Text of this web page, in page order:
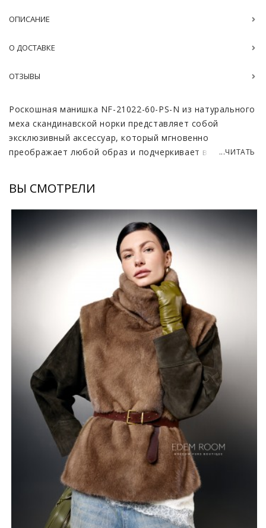
ОПИСАНИЕ
О ДОСТАВКЕ
ОТЗЫВЫ
Роскошная манишка NF-21022-60-PS-N из натурального
меха скандинавской норки представляет собой
эксклюзивный аксессуар, который мгновенно
преображает любой образ и подчеркивает высокий
густоту подшерстка и мягкий шелковистый блеск
ворса, характерный для изделий премиального уровня.
Российское производство обеспечивает строгий
контроль качества на каждом этапе, что позволяет
создавать аксессуары с безупречной эстетикой и
долгим сроком службы. Манишка мягко облегает плечи
и шею, даря неповторимое ощущение уюта и надежно
защищая от холода, при этом оставляя движения
свободными и легкими.
Длина изделия составляет шестьдесят пять
сантиметров, что позволяет гармонично сочетать его
с пальто, куртками или использовать как
самостоятельный элемент поверх платья или
джемпера. Широкая цветовая палитра включает
классический черный и белоснежный, благородный
шоколадный и ореховый оттенки, а также изысканную
пастель и оригинальный крестовый окрас. Такое
разнообразие дает возможность подобрать
идеальный вариант под любой тип внешности и
гардероб. Этот аксессуар создан для женщин, которые
ценят подлинное качество и стремятся добавить в
свой повседневный или вечерний облик нотку
истинного шика. Внимание к деталям и природная
...ЧИТАТЬ
ВЫ СМОТРЕЛИ